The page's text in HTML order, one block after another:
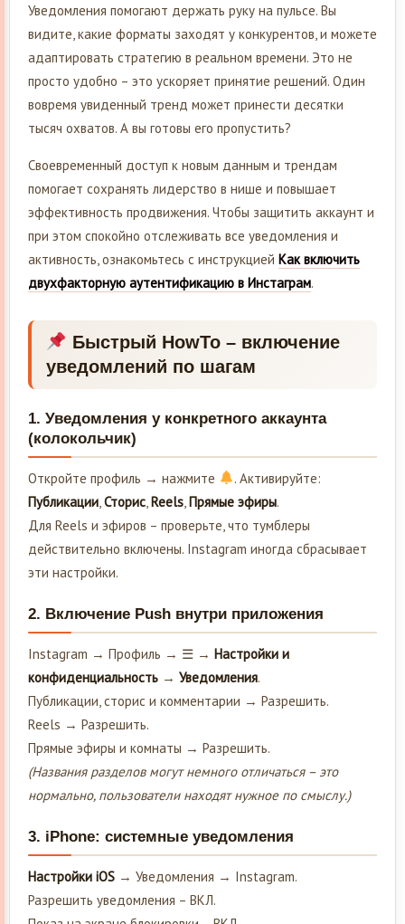
Уведомления помогают держать руку на пульсе. Вы
видите, какие форматы заходят у конкурентов, и можете
адаптировать стратегию в реальном времени. Это не
просто удобно – это ускоряет принятие решений. Один
вовремя увиденный тренд может принести десятки
тысяч охватов. А вы готовы его пропустить?
Своевременный доступ к новым данным и трендам
помогает сохранять лидерство в нише и повышает
эффективность продвижения. Чтобы защитить аккаунт и
при этом спокойно отслеживать все уведомления и
активность, ознакомьтесь с инструкцией Как включить
двухфакторную аутентификацию в Инстаграм.
Быстрый HowTo – включение
уведомлений по шагам
1. Уведомления у конкретного аккаунта
(колокольчик)
Откройте профиль → нажмите
. Активируйте:
Публикации Сторис Reels Прямые эфиры.
Для Reels и эфиров – проверьте, что тумблеры
действительно включены. Instagram иногда сбрасывает
эти настройки.
2. Включение Push внутри приложения
Instagram → Профиль → ☰ → Настройки и
конфиденциальность → Уведомления.
Публикации, сторис и комментарии → Разрешить.
Reels → Разрешить.
Прямые эфиры и комнаты → Разрешить.
(Названия разделов могут немного отличаться – это
нормально, пользователи находят нужное по смыслу.)
3. iPhone: системные уведомления
Настройки iOS → Уведомления → Instagram.
Разрешить уведомления – ВКЛ.